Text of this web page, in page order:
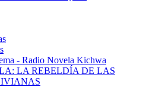
- Radio Novela Kichwa
LA REBELDÍA DE LAS